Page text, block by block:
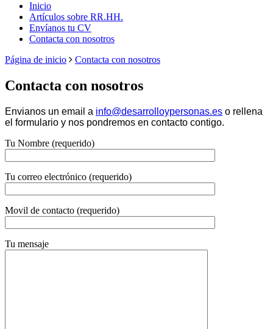
Desarrollo
y Personas
Inicio
Artículos sobre RR.HH.
Envíanos tu CV
Contacta con nosotros
Página de inicio
Contacta con nosotros
Contacta con nosotros
Envianos un email a info@desarrolloypersonas.es o rellena
el formulario y nos pondremos en contacto contigo.
Tu Nombre (requerido)
Tu correo electrónico (requerido)
Movil de contacto (requerido)
Tu mensaje